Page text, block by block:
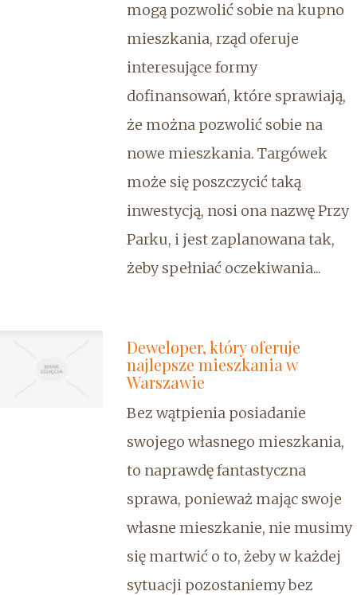
mogą pozwolić sobie na kupno
mieszkania, rząd oferuje
interesujące formy
dofinansowań, które sprawiają,
że można pozwolić sobie na
nowe mieszkania. Targówek
może się poszczycić taką
inwestycją, nosi ona nazwę Przy
Parku, i jest zaplanowana tak,
żeby spełniać oczekiwania...
Deweloper, który oferuje
najlepsze mieszkania w
Warszawie
Bez wątpienia posiadanie
swojego własnego mieszkania,
to naprawdę fantastyczna
sprawa, ponieważ mając swoje
własne mieszkanie, nie musimy
się martwić o to, żeby w każdej
sytuacji pozostaniemy bez